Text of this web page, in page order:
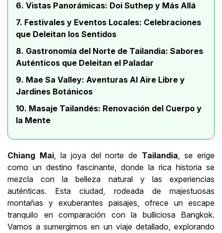
6. Vistas Panorámicas: Doi Suthep y Más Allá
7. Festivales y Eventos Locales: Celebraciones
que Deleitan los Sentidos
8. Gastronomía del Norte de Tailandia: Sabores
Auténticos que Deleitan el Paladar
9. Mae Sa Valley: Aventuras Al Aire Libre y
Jardines Botánicos
10. Masaje Tailandés: Renovación del Cuerpo y
la Mente
Chiang Mai, la joya del norte de Tailandia, se erige
como un destino fascinante, donde la rica historia se
mezcla con la belleza natural y las experiencias
auténticas. Esta ciudad, rodeada de majestuosas
montañas y exuberantes paisajes, ofrece un escape
tranquilo en comparación con la bulliciosa Bangkok.
Vamos a sumergirnos en un viaje detallado, explorando